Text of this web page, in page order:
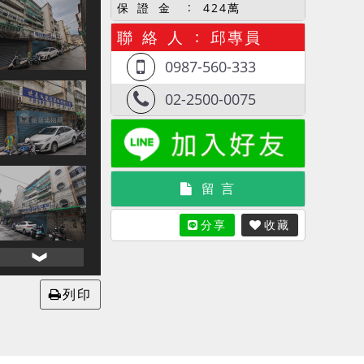
列印
保 證 金 424萬
聯 絡 人 邱專員
0987-560-333
02-2500-0075
留 言
分享 收藏